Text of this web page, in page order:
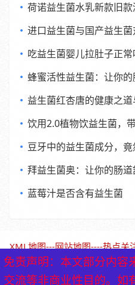
荷诺益生菌水乳新款旧款测评 看效果
进口益生菌与国产益生菌对比 各自优势及
吃益生菌婴儿拉肚子正常
蜂蜜活性益生菌：让你的肠道快乐”起来
益生菌红杏唐的健康之道与美
饮用2.0植物饮益生菌，带你体验肠道
豆牙中的益生菌成分，竟然对你的肠道有
拜益生菌奥：让你的肠道舒畅，生活更
蓝莓汁是否含有益生菌
免责声明：本文部分内容
交流等非商业性目的。如
XML地图---网站地图----热点关
号-1（北京
免责声明：本文部分内容
交流等非商业性目的。如